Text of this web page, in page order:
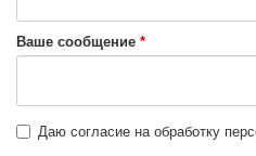
Ваше сообщение *
Даю согласие на обработку